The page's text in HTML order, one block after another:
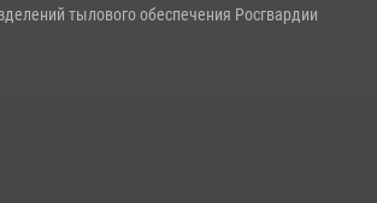
тылового обеспечения Росгвардии